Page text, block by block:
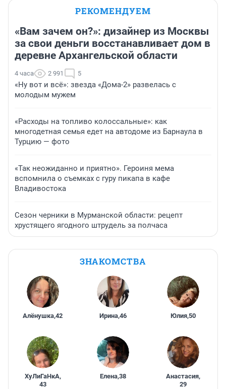
РЕКОМЕНДУЕМ
«Вам зачем он?»: дизайнер из Москвы
за свои деньги восстанавливает дом в
деревне Архангельской области
4 часа 2 991 5
«Ну вот и всё»: звезда «Дома-2» развелась с
молодым мужем
«Расходы на топливо колоссальные»: как
многодетная семья едет на автодоме из Барнаула в
Турцию — фото
«Так неожиданно и приятно». Героиня мема
вспомнила о съемках с гуру пикапа в кафе
Владивостока
Сезон черники в Мурманской области: рецепт
хрустящего ягодного штрудель за полчаса
ЗНАКОМСТВА
Алёнушка,42 Ирина,46 Юлия,50
ХуЛиГаНкА,
43
Елена,38 Анастасия,
29